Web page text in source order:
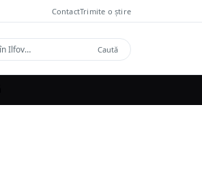
ContactTrimite o știre
Caută